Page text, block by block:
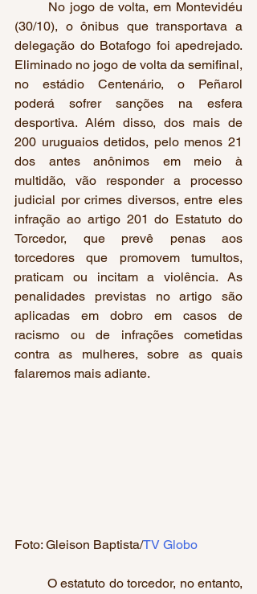
(30/10), o ônibus que transportava a
delegação do Botafogo foi apedrejado.
Eliminado no jogo de volta da semifinal,
no estádio Centenário, o Peñarol
poderá sofrer sanções na esfera
desportiva. Além disso, dos mais de
200 uruguaios detidos, pelo menos 21
dos antes anônimos em meio à
multidão, vão responder a processo
judicial por crimes diversos, entre eles
infração ao artigo 201 do Estatuto do
Torcedor, que prevê penas aos
torcedores que promovem tumultos,
praticam ou incitam a violência. As
penalidades previstas no artigo são
aplicadas em dobro em casos de
racismo ou de infrações cometidas
contra as mulheres, sobre as quais
falaremos mais adiante.
Foto: Gleison Baptista/TV Globo